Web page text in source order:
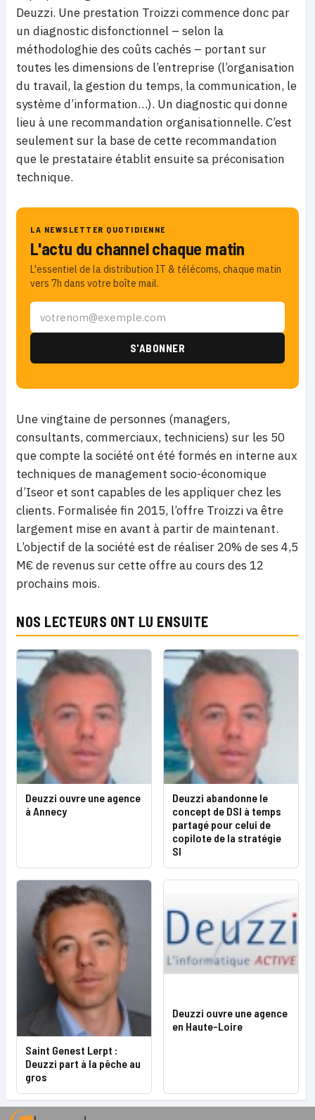
Deuzzi. Une prestation Troizzi commence donc par
un diagnostic disfonctionnel – selon la
méthodologhie des coûts cachés – portant sur
toutes les dimensions de l’entreprise (l’organisation
du travail, la gestion du temps, la communication, le
système d’information…). Un diagnostic qui donne
lieu à une recommandation organisationnelle. C’est
seulement sur la base de cette recommandation
que le prestataire établit ensuite sa préconisation
technique.
LA NEWSLETTER QUOTIDIENNE
L'actu du channel chaque matin
L'essentiel de la distribution IT & télécoms, chaque matin
vers 7h dans votre boîte mail.
Une vingtaine de personnes (managers,
consultants, commerciaux, techniciens) sur les 50
que compte la société ont été formés en interne aux
techniques de management socio-économique
d’Iseor et sont capables de les appliquer chez les
clients. Formalisée fin 2015, l’offre Troizzi va être
largement mise en avant à partir de maintenant.
L’objectif de la société est de réaliser 20% de ses 4,5
M€ de revenus sur cette offre au cours des 12
prochains mois.
NOS LECTEURS ONT LU ENSUITE
Deuzzi ouvre une agence
à Annecy
Deuzzi abandonne le
concept de DSI à temps
partagé pour celui de
copilote de la stratégie
SI
Saint Genest Lerpt :
Deuzzi part à la pêche au
gros
Deuzzi ouvre une agence
en Haute-Loire